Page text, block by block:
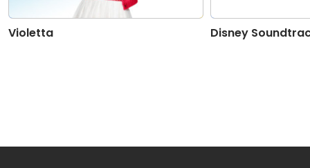
Violetta Disney